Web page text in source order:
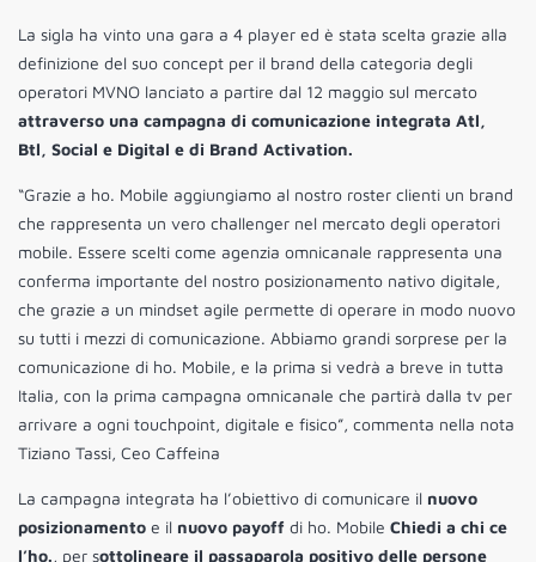
La sigla ha vinto una gara a 4 player ed è stata scelta grazie alla
definizione del suo concept per il brand della categoria degli
operatori MVNO lanciato a partire dal 12 maggio sul mercato
attraverso una campagna di comunicazione integrata Atl,
Btl, Social e Digital e di Brand Activation.
“Grazie a ho. Mobile aggiungiamo al nostro roster clienti un brand
che rappresenta un vero challenger nel mercato degli operatori
mobile. Essere scelti come agenzia omnicanale rappresenta una
conferma importante del nostro posizionamento nativo digitale,
che grazie a un mindset agile permette di operare in modo nuovo
su tutti i mezzi di comunicazione. Abbiamo grandi sorprese per la
comunicazione di ho. Mobile, e la prima si vedrà a breve in tutta
Italia, con la prima campagna omnicanale che partirà dalla tv per
arrivare a ogni touchpoint, digitale e fisico”, commenta nella nota
Tiziano Tassi, Ceo Caffeina
La campagna integrata ha l’obiettivo di comunicare il nuovo
posizionamento e il nuovo payoff di ho. Mobile Chiedi a chi ce
l’ho., per sottolineare il passaparola positivo delle persone